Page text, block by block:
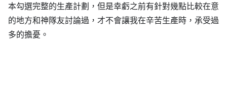
本勾選完整的生產計劃，但是幸虧之前有針對幾點比較在意
的地方和神隊友討論過，才不會讓我在辛苦生產時，承受過
多的擔憂。